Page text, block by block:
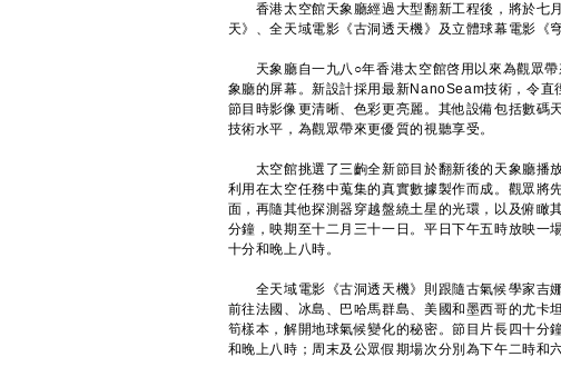
香港太空館天象廳經過大型翻新工程後，將於七
天》、全天域電影《古洞透天機》及立體球幕電影《
天象廳自一九八○年香港太空館啓用以來為觀眾帶
象廳的屏幕。新設計採用最新NanoSeam技術，令
節目時影像更清晰、色彩更亮麗。其他設備包括數碼
技術水平，為觀眾帶來更優質的視聽享受。
太空館挑選了三齣全新節目於翻新後的天象廳播放
利用在太空任務中蒐集的真實數據製作而成。觀眾將
面，再隨其他探測器穿越盤繞土星的光環，以及俯瞰
分鐘，映期至十二月三十一日。平日下午五時放映一
十分和晚上八時。
全天域電影《古洞透天機》則跟隨古氣候學家吉娜
前往法國、冰島、巴哈馬群島、美國和墨西哥的尤卡
筍樣本，解開地球氣候變化的秘密。節目片長四十分
和晚上八時；周末及公眾假期場次分別為下午二時和